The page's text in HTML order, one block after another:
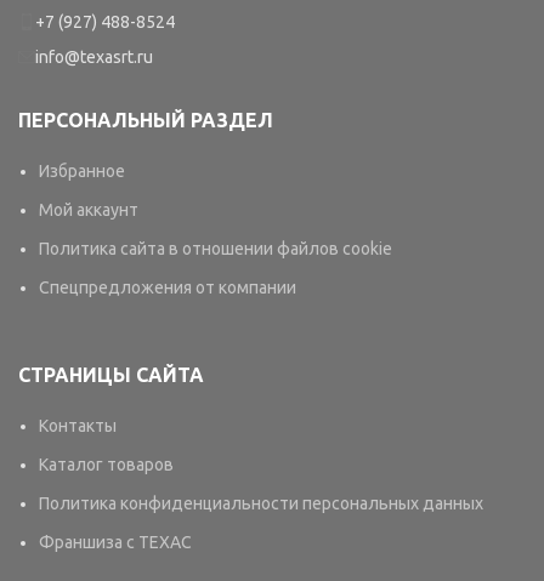
+7 (927) 488-8524
info@texasrt.ru
ПЕРСОНАЛЬНЫЙ РАЗДЕЛ
Избранное
Мой аккаунт
Политика сайта в отношении файлов cookie
Спецпредложения от компании
СТРАНИЦЫ САЙТА
Контакты
Каталог товаров
Политика конфиденциальности персональных данных
Франшиза с TEXAC